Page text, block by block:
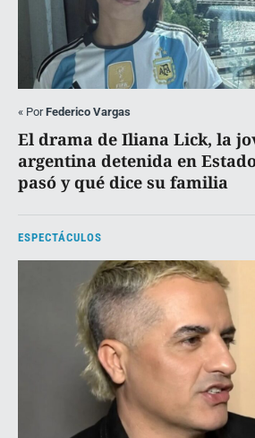
« PorFederico Vargas
El drama de Iliana Lick, la
argentina detenida en
pasó y qué dice su familia
ESPECTÁCULOS